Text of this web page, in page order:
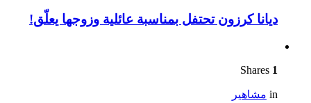
ديانا كرزون تحتفل بمناسبة عائلية وزوجها يعلّق!
1
in مشاهير